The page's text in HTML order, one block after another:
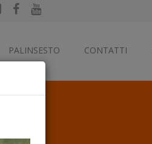
PALINSESTO CONTATTI